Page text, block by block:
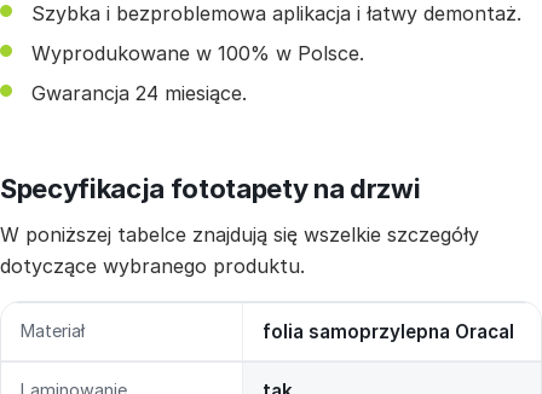
Szybka i bezproblemowa aplikacja i łatwy demontaż.
Wyprodukowane w 100% w Polsce.
Gwarancja 24 miesiące.
Specyfikacja fototapety na drzwi
W poniższej tabelce znajdują się wszelkie szczegóły
dotyczące wybranego produktu.
Materiał folia samoprzylepna Oracal
Laminowanie